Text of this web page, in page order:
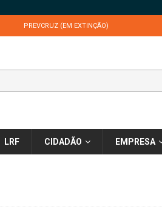
PREVCRUZ (EM EXTINÇÃO)
LRF CIDADÃO EMPRESA